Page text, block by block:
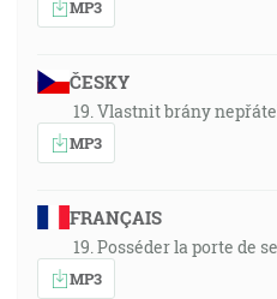
MP3
ČESKY
19. Vlastnit brány
MP3
FRANÇAIS
19. Posséder la porte de
MP3